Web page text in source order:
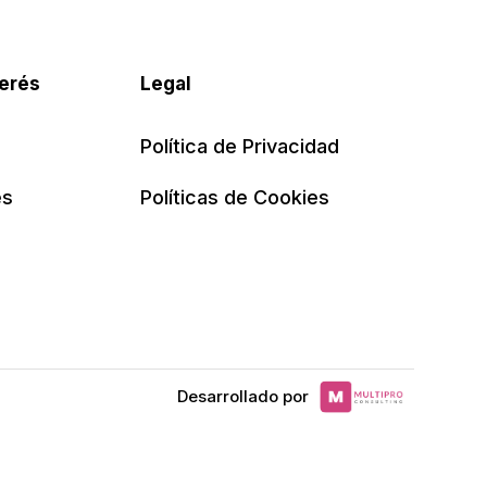
Legal
Política de Privacidad
Políticas de Cookies
Desarrollado por